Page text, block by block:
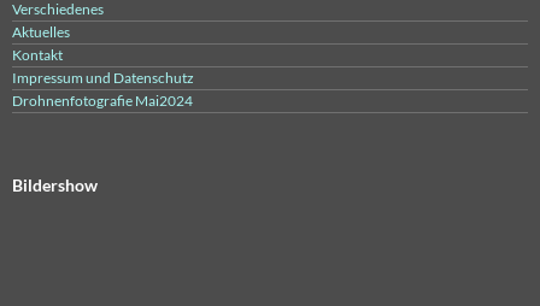
Verschiedenes
Aktuelles
Kontakt
Impressum und Datenschutz
Drohnenfotografie Mai2024
Bildershow